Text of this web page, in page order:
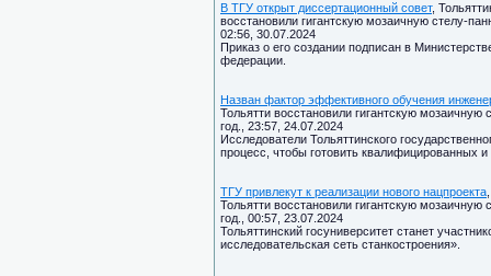
В ТГУ открыт диссертационный совет,
восстановили гигантскую мозаичную стелу-
02:56, 30.07.2024
Приказ о его создании подписан в
федерации.
Назван фактор эффективного обучения
Тольятти восстановили гигантскую
год., 23:57, 24.07.2024
Исследователи Тольяттинского
процесс, чтобы готовить квалифицированных
ТГУ привлекут к реализации нового нацпроекта
Тольятти восстановили гигантскую
год., 00:57, 23.07.2024
Тольяттинский госуниверситет станет
исследовательская сеть станкостроения».